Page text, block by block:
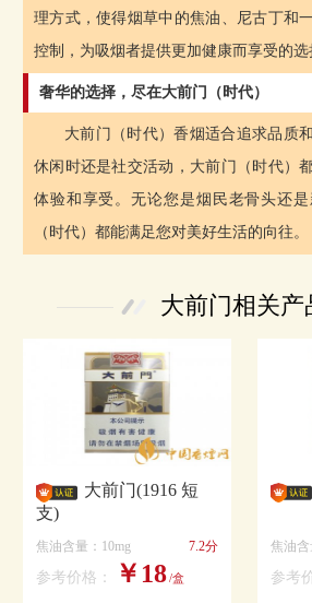
理方式，使得烟草中的焦油、尼古丁和
控制，为吸烟者提供更加健康而享受的选
奢华的选择，尽在大前门（时代）
大前门（时代）香烟适合追求品质
休闲时还是社交活动，大前门（时代）
体验和享受。无论您是烟民老骨头还
（时代）都能满足您对美好生活的向往。
大前门相关产
大前门(1916 短
支)
焦油含量：10mg 7.2分
参考价格： ￥18/盒
焦油含
参考